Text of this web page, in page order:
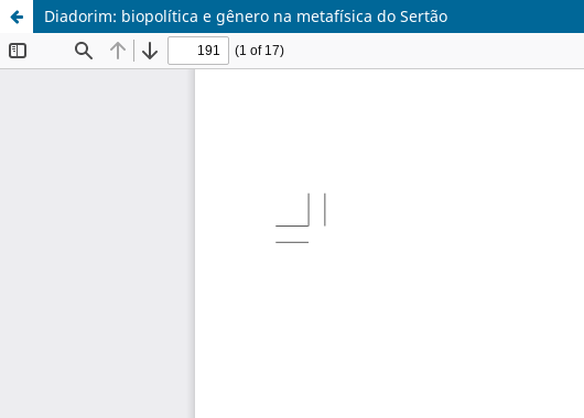
Diadorim: biopolítica e gênero na metafísica do Sertão